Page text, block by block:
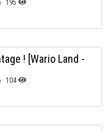
195
! [Wario Land -
104